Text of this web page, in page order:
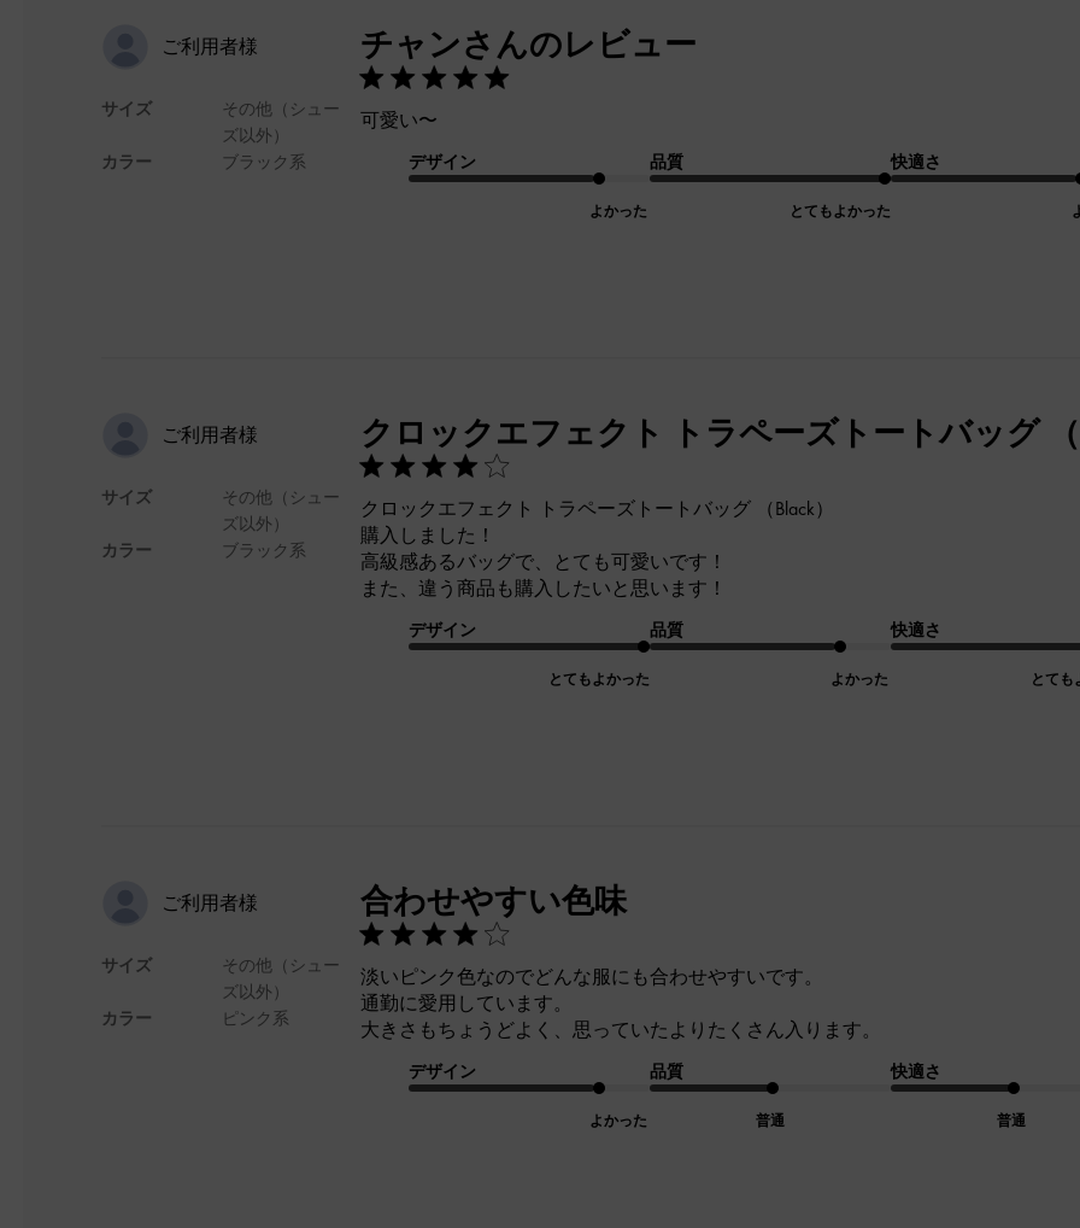
ご利用者様
サイズ
カラー
その他（シュー
ズ以外）
ブラック系
チャンさんのレビュー
可愛い〜
デザイン
よかった
品質
とてもよかった
快適さ
ご利用者様
サイズ
カラー
その他（シュー
ズ以外）
ブラック系
クロックエフェクト トラペーズトートバッグ （
クロックエフェクト トラペーズトートバッグ （Black）
購入しました！
高級感あるバッグで、とても可愛いです！
また、違う商品も購入したいと思います！
デザイン
とてもよかった
品質
よかった
快適さ
とても
ご利用者様
サイズ
カラー
その他（シュー
ズ以外）
ピンク系
合わせやすい色味
淡いピンク色なのでどんな服にも合わせやすいです。
通勤に愛用しています。
大きさもちょうどよく、思っていたよりたくさん入ります。
デザイン
よかった
品質
普通
快適さ
普通